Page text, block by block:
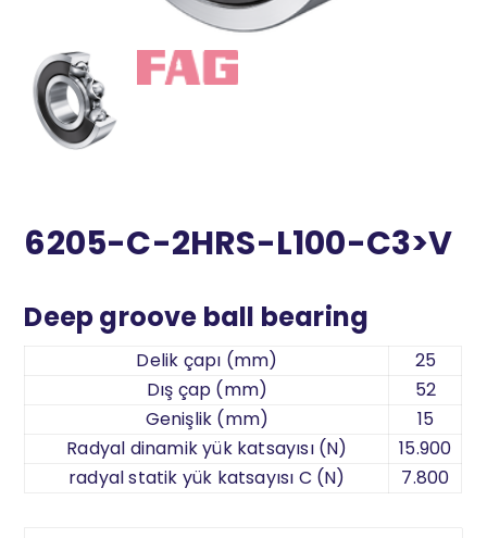
6205-C-2HRS-L100-C3>V
Deep groove ball bearing
Delik çapı (mm)
25
Dış çap (mm)
52
Genişlik (mm)
15
Radyal dinamik yük katsayısı (N)
15.900
radyal statik yük katsayısı C (N)
7.800